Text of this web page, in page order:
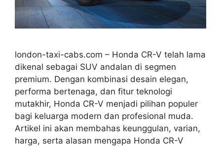
london-taxi-cabs.com – Honda CR-V telah lama
dikenal sebagai SUV andalan di segmen
premium. Dengan kombinasi desain elegan,
performa bertenaga, dan fitur teknologi
mutakhir, Honda CR-V menjadi pilihan populer
bagi keluarga modern dan profesional muda.
Artikel ini akan membahas keunggulan, varian,
harga, serta alasan mengapa Honda CR-V